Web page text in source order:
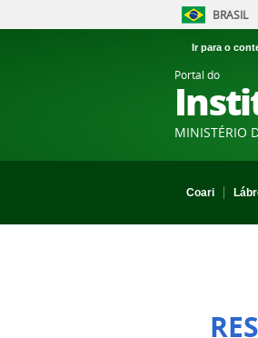
BRASIL
Ir para o
Portal do
MINISTÉRIO
Coari